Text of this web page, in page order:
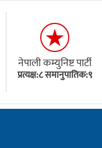
नेपाली कम्युनिष्ट पार्टी
प्रत्यक्ष:८ समानुपातिक:९